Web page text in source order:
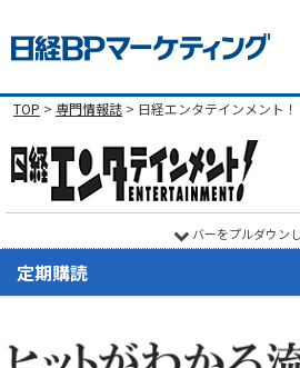
TOP > 専門情報誌 > 日経エンタテインメント！
バーをプルダウン
定期購読